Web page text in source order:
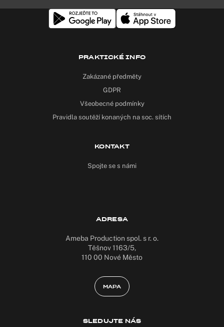
PRAKTICKÉ INFO
Zakázané předměty
GDPR
Všeobecné podmínky
Pravidla soutěží konaných na soc. sítích
KONTAKT
Spojte se s námi
ADRESA
Ameba Production spol. s r. o.
Těšnov 1163/5,
110 00 Nové Město
MAPA
SLEDUJTE NÁS